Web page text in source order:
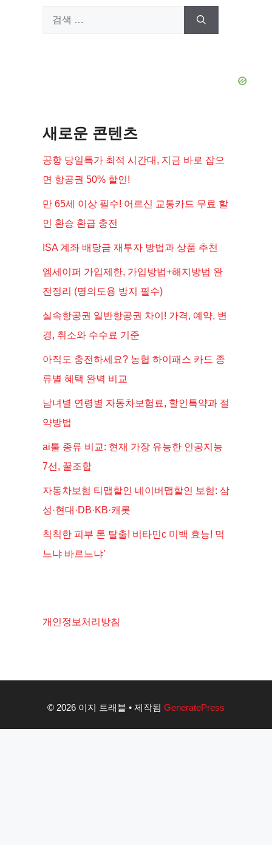
새로운 콘텐츠
공항 당일특가 최적 시간대, 지금 바로 잡으
면 항공권 50% 할인!
만 65세 이상 필수! 어르신 교통카드 무료 할
인 환승 환급 충전
ISA 계좌 배당금 재투자 방법과 상품 추천
엠세이퍼 가입제한, 가입방법+해지방법 완
전정리 (명의도용 방지 필수)
실속항공권 일반항공권 차이! 가격, 예약, 변
경, 취소와 수수료 기준
아직도 충전하세요? 농협 하이패스 카드 종
류별 혜택 완벽 비교
남녀별 연령별 자동차보험료, 할인특약과 절
약방법
ai툴 종류 비교: 현재 가장 유능한 인공지능
7선, 꿀조합
자동차보험 티맵할인 네이버맵할인 보험: 삼
성·현대·DB·KB·캐롯
칙칙한 피부 톤 탈출! 비타민c 미백 효능! 먹
느냐 바르느냐’
개인정보처리방침
© 2026 이지 트래블 • 제작됨 GeneratePress